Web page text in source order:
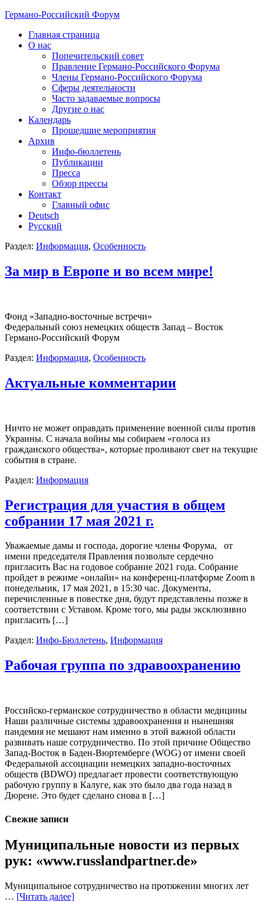
Германо-Российский Форум
Главная страница
О нас
Попечительский совет
Правление Германо-Российского Форума
Члены Германо-Российского Форума
Сферы деятельности
Часто задаваемые вопросы
Другие о нас
Календарь
Прошедшие мероприятия
Архив
Инфо-бюллетень
Публикации
Пресса
Обзор прессы
Контакт
Главный офис
Deutsch
Русский
Раздел: Информация, Особенность
За мир в Европе и во всем мире!
Фонд «Западно-восточные встречи»
Федеральный союз немецких обществ Запад – Восток
Германо-Российский Форум
Раздел: Информация, Особенность
Актуальные комментарии
Ничто не может оправдать применение военной силы против
Украины. С начала войны мы собираем «голоса из
гражданского общества», которые проливают свет на текущие
события в стране.
Раздел: Информация
Регистрация для участия в общем
собрании 17 мая 2021 г.
Уважаемые дамы и господа, дорогие члены Форума, от
имени председателя Правления позвольте сердечно
пригласить Вас на годовое собрание 2021 года. Собрание
пройдет в режиме «онлайн» на конференц-платформе Zoom в
понедельник, 17 мая 2021, в 15:30 час. Документы,
перечисленные в повестке дня, будут представлены позже в
соответствии с Уставом. Кроме того, мы рады эксклюзивно
пригласить […]
Раздел: Инфо-Бюллетень, Информация
Рабочая группа по здравоохранению
Российско-германское сотрудничество в области медицины
Наши различные системы здравоохранения и нынешняя
пандемия не мешают нам именно в этой важной области
развивать наше сотрудничество. По этой причине Общество
Запад-Восток в Баден-Вюртемберге (WOG) от имени своей
Федеральной ассоциации немецких западно-восточных
обществ (BDWO) предлагает провести соответствующую
рабочую группу в Калуге, как это было два года назад в
Дюрене. Это будет сделано снова в […]
Свежие записи
Муниципальные новости из первых
рук: «www.russlandpartner.de»
Муниципальное сотрудничество на протяжении многих лет
… [Читать далее]